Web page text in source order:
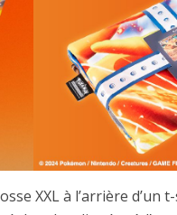
XXL à l’arrière d’un